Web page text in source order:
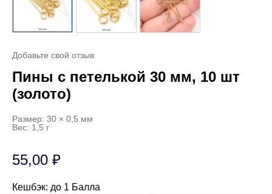
Добавьте свой отзыв
Пины с петелькой 30 мм, 10 шт
(золото)
Размер: 30 × 0,5 мм
Вес: 1,5 г
55,00 ₽
Кешбэк: до 1 Балла